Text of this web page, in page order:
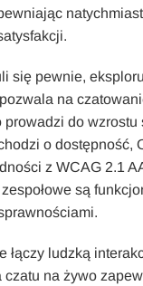
się pewnie,
na
prowadzi do wzrostu
o dostępność,
z WCAG 2.1
są
łączy ludzką
czatu na żywo